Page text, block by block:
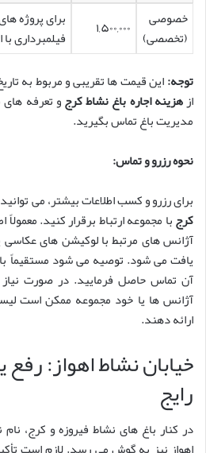
خصوصی
(تخصصی) ۱,۵۰۰,۰۰۰
برای پروژه
فیلمبرداری
توجه:این قیمت ها تقریبی و مربوط به
ازهزینه اجاره باغ نشاط کرجو تعرفه های
مدیریت باغ تماس بگیرید.
نحوه رزرو و تماس:
برای رزرو و کسب اطلاعات بیشتر، می
کرجبا مجموعه ارتباط برقرار کنید.
آژانس های مرتبط با لوکیشن های
یافت می شود. توصیه می شود مستقیماً
آن تماس حاصل فرمایید. در صورت
آژانس ها یا خود مجموعه ممکن است
ارائه دهند.
خیابان نشاط اهواز:
رایج
در کنار باغ های نشاط فیروزه و کرج، نام